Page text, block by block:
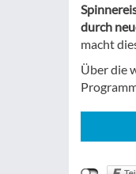
durch
macht
Über die